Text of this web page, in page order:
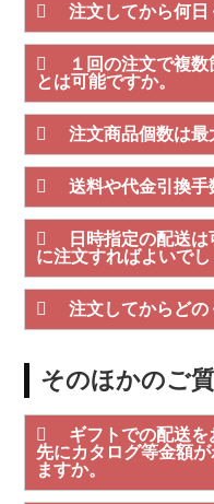
注文してから何日
１回の注文で複
とは可能ですか。
注文商品個数は最
送料や代金引換手
日時指定の配送
に注文すればよいでし
注文してからどの
そのほかのご
ギフトでの配送
先にカタログ等金額
ますか。